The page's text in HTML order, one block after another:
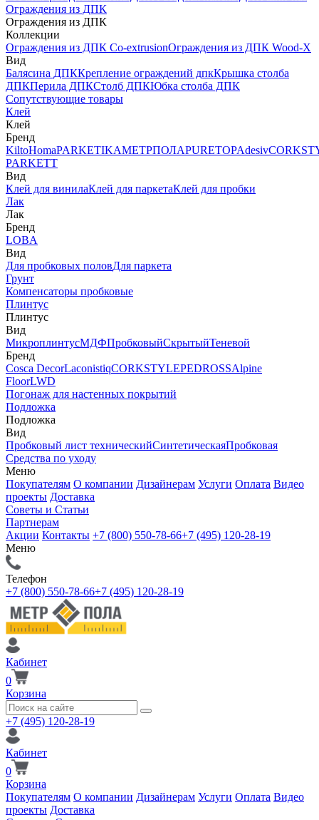
Ограждения из ДПК
Ограждения из ДПК
Коллекции
Ограждения из ДПК Co-extrusionОграждения из ДПК Wood-X
Вид
Балясина ДПККрепление ограждений дпкКрышка столба
ДПКПерила ДПКСтолб ДПКЮбка столба ДПК
Сопутствующие товары
Клей
Клей
Бренд
KiltoHomaPARKETIKAМЕТРПОЛАPURETOPAdesiv
PARKETT
Вид
Клей для винилаКлей для паркетаКлей для пробки
Лак
Лак
Бренд
LOBA
Вид
Для пробковых половДля паркета
Грунт
Компенсаторы пробковые
Плинтус
Плинтус
Вид
МикроплинтусМДФПробковыйСкрытыйТеневой
Бренд
Cosca DecorLaconistiqCORKSTYLEPEDROSSAlpine
FloorLWD
Погонаж для настенных покрытий
Подложка
Подложка
Вид
Пробковый лист техническийСинтетическаяПробковая
Средства по уходу
Меню
Покупателям О компании Дизайнерам Услуги Оплата Видео
проекты Доставка
Советы и Статьи
Партнерам
Акции Контакты +7 (800) 550-78-66+7 (495) 120-28-19
Меню
Телефон
+7 (800) 550-78-66+7 (495) 120-28-19
Кабинет
0
Корзина
+7 (495) 120-28-19
Кабинет
0
Корзина
Покупателям О компании Дизайнерам Услуги Оплата Видео
проекты Доставка